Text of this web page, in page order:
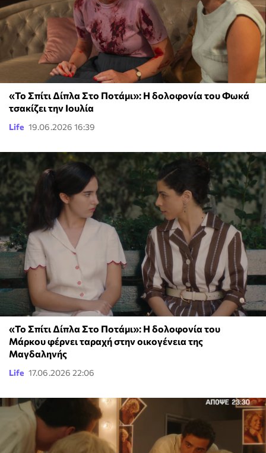
«Το Σπίτι Δίπλα Στο Ποτάμι»: Η δολοφονία του Φωκά
τσακίζει την Ιουλία
Life 19.06.2026 16:39
«Το Σπίτι Δίπλα Στο Ποτάμι»: Η δολοφονία του
Μάρκου φέρνει ταραχή στην οικογένεια της
Μαγδαληνής
Life 17.06.2026 22:06